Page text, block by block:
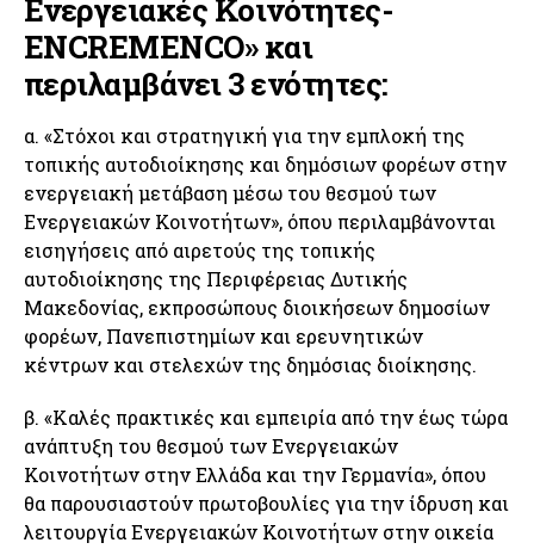
Ενεργειακές Κοινότητες-
ENCREMENCO» και
περιλαμβάνει 3 ενότητες:
α. «Στόχοι και στρατηγική για την εμπλοκή της
τοπικής αυτοδιοίκησης και δημόσιων φορέων στην
ενεργειακή μετάβαση μέσω του θεσμού των
Ενεργειακών Κοινοτήτων», όπου περιλαμβάνονται
εισηγήσεις από αιρετούς της τοπικής
αυτοδιοίκησης της Περιφέρειας Δυτικής
Μακεδονίας, εκπροσώπους διοικήσεων δημοσίων
φορέων, Πανεπιστημίων και ερευνητικών
κέντρων και στελεχών της δημόσιας διοίκησης.
β. «Καλές πρακτικές και εμπειρία από την έως τώρα
ανάπτυξη του θεσμού των Ενεργειακών
Κοινοτήτων στην Ελλάδα και την Γερμανία», όπου
θα παρουσιαστούν πρωτοβουλίες για την ίδρυση και
λειτουργία Ενεργειακών Κοινοτήτων στην οικεία